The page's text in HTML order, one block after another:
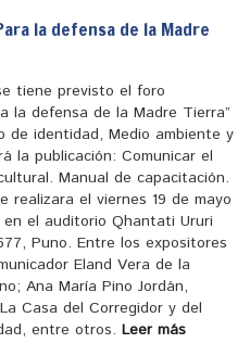
en Religiones y culturas Andinas"
la defensa de la Madre
tiene previsto el foro
la defensa de la Madre Tierra”
de identidad, Medio ambiente y
la publicación: Comunicar el
Manual de capacitación.
realizara el viernes 19 de mayo
el auditorio Qhantati Ururi
Puno. Entre los expositores
Eland Vera de la
Ana María Pino Jordán,
Casa del Corregidor y del
entre otros. Leer más